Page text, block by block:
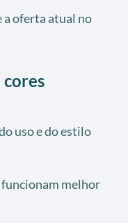
a oferta atual no
uso e do estilo
funcionam melhor